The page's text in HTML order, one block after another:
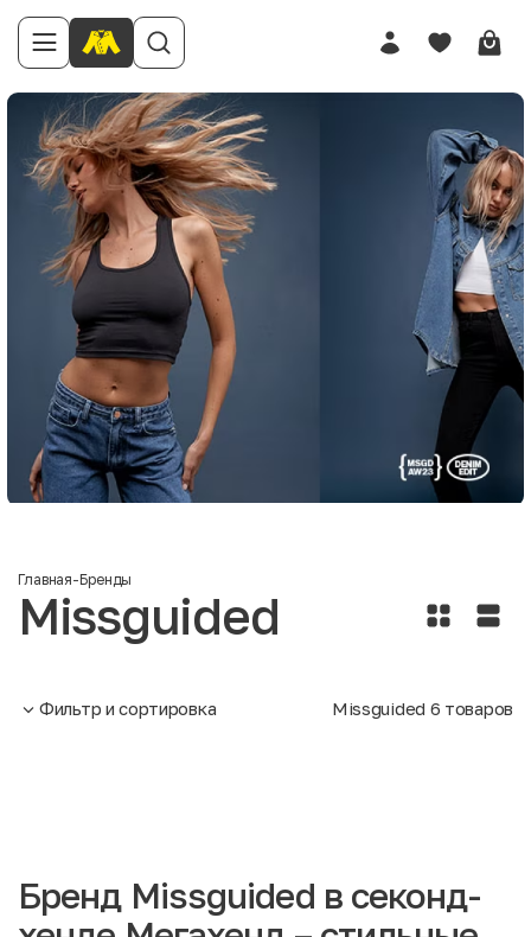
Главная-Бренды
Missguided
Фильтр и сортировка Missguided 6 товаров
Бренд Missguided в секонд-